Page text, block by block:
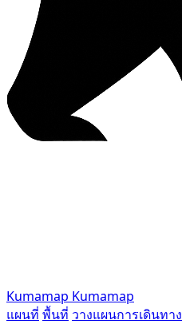
Kumamap Kumamap
แผนที่ พื้นที่ วางแผนการเดินทาง